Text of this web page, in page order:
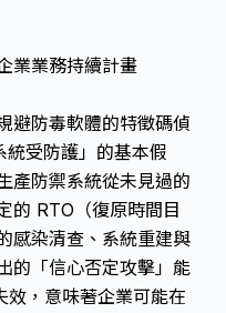
業業務持續計畫
避防毒軟體的特徵碼偵
受防護」的基本假
產防禦系統從未見過的
的 RTO（復原時間目
感染清查、系統重建與
的「信心否定攻擊」能
，意味著企業可能在